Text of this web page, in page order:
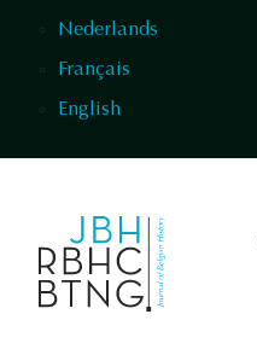
Nederlands
Français
English